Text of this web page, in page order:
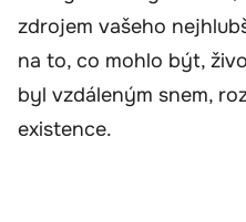
zdrojem vašeho
na to, co mohlo být,
byl vzdáleným snem,
existence.